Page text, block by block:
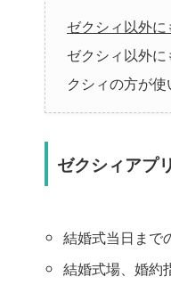
ゼクシィ以外
ゼクシィ以外
クシィの方が
ゼクシィアプ
結婚式当日まで
結婚式場、婚約